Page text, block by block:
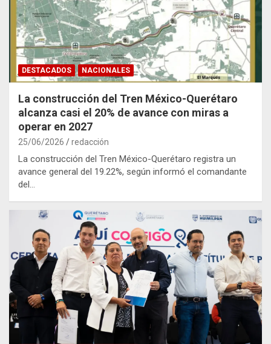
DESTACADOS NACIONALES
La construcción del Tren México-Querétaro
alcanza casi el 20% de avance con miras a
operar en 2027
25/06/2026 redacción
La construcción del Tren México-Querétaro registra un
avance general del 19.22%, según informó el comandante
del…